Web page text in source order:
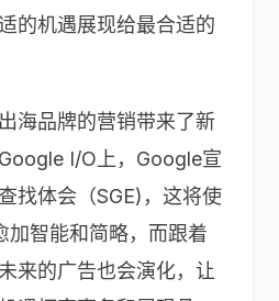
的机遇展现给最合适的
海品牌的营销带来了新
I/O上，Google宣
找体会（SGE)，这将使
加智能和简略，而跟着
来的广告也会演化，让